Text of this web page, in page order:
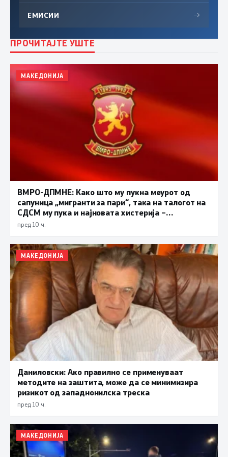
ЕМИСИИ →
ПРОЧИТАЈТЕ УШТЕ
МАКЕДОНИЈА
ВМРО-ДПМНЕ: Како што му пукна меурот од
сапуница „мигранти за пари“, така на талогот на
СДСМ му пука и најновата хистерија –
прифаќање на француски предлог
пред 10 ч.
МАКЕДОНИЈА
Даниловски: Ако правилно се применуваат
методите на заштита, може да се минимизира
ризикот од западнонилска треска
пред 10 ч.
МАКЕДОНИЈА